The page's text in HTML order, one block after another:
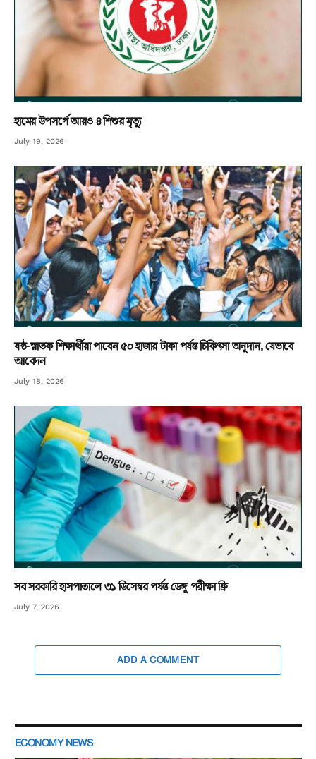
হামের উপসর্গে আরও ৪ শিশুর মৃত্যু
July 19, 2026
ষষ্ঠ-স্নাতক শিক্ষার্থীরা পাবেন ৫০ হাজার টাকা পর্যন্ত চিকিৎসা অনুদান, যেভাবে
আবেদন
July 18, 2026
সব সরকারি হাসপাতালে ৩১ ডিসেম্বর পর্যন্ত ডেঙ্গু পরীক্ষা ফ্রি
July 7, 2026
ADD A COMMENT
ECONOMY NEWS